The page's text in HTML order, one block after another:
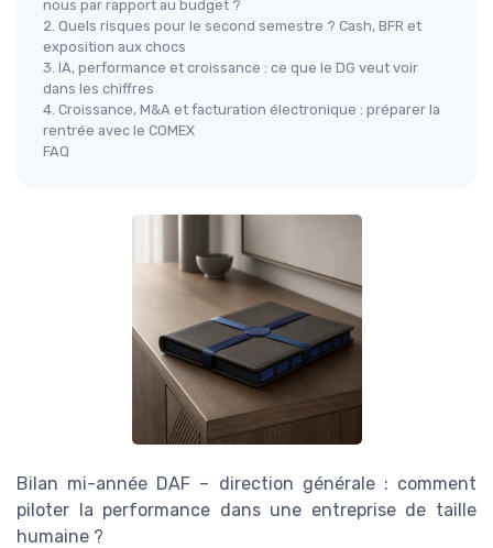
nous par rapport au budget ?
2. Quels risques pour le second semestre ? Cash, BFR et
exposition aux chocs
3. IA, performance et croissance : ce que le DG veut voir
dans les chiffres
4. Croissance, M&A et facturation électronique : préparer la
rentrée avec le COMEX
FAQ
Bilan mi-année DAF – direction générale : comment
piloter la performance dans une entreprise de taille
humaine ?